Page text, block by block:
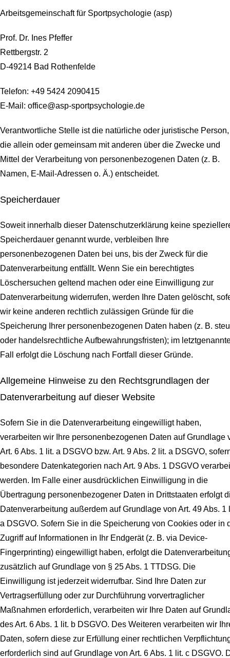
Arbeitsgemeinschaft für Sportpsychologie (asp)
Prof. Dr. Ines Pfeffer
Rettbergstr. 2
D-49214 Bad Rothenfelde
Telefon: +49 5424 2090415
E-Mail: office@asp-sportpsychologie.de
Verantwortliche Stelle ist die natürliche oder juristische Person,
die allein oder gemeinsam mit anderen über die Zwecke und
Mittel der Verarbeitung von personenbezogenen Daten (z. B.
Namen, E-Mail-Adressen o. Ä.) entscheidet.
Speicherdauer
Soweit innerhalb dieser Datenschutzerklärung keine
Speicherdauer genannt wurde, verbleiben Ihre
personenbezogenen Daten bei uns, bis der Zweck für die
Datenverarbeitung entfällt. Wenn Sie ein berechtigtes
Löschersuchen geltend machen oder eine Einwilligung zur
Datenverarbeitung widerrufen, werden Ihre Daten gelöscht,
wir keine anderen rechtlich zulässigen Gründe für die
Speicherung Ihrer personenbezogenen Daten haben (z. B.
oder handelsrechtliche Aufbewahrungsfristen); im
Fall erfolgt die Löschung nach Fortfall dieser Gründe.
Allgemeine Hinweise zu den Rechtsgrundlagen der
Datenverarbeitung auf dieser Website
Sofern Sie in die Datenverarbeitung eingewilligt haben,
verarbeiten wir Ihre personenbezogenen Daten auf Grundlage
Art. 6 Abs. 1 lit. a DSGVO bzw. Art. 9 Abs. 2 lit. a DSGVO,
besondere Datenkategorien nach Art. 9 Abs. 1 DSGVO
werden. Im Falle einer ausdrücklichen Einwilligung in die
Übertragung personenbezogener Daten in Drittstaaten erfolgt
Datenverarbeitung außerdem auf Grundlage von Art. 49 Abs. 1
a DSGVO. Sofern Sie in die Speicherung von Cookies oder in
Zugriff auf Informationen in Ihr Endgerät (z. B. via Device-
Fingerprinting) eingewilligt haben, erfolgt die
zusätzlich auf Grundlage von § 25 Abs. 1 TTDSG. Die
Einwilligung ist jederzeit widerrufbar. Sind Ihre Daten zur
Vertragserfüllung oder zur Durchführung vorvertraglicher
Maßnahmen erforderlich, verarbeiten wir Ihre Daten auf
des Art. 6 Abs. 1 lit. b DSGVO. Des Weiteren verarbeiten wir
Daten, sofern diese zur Erfüllung einer rechtlichen
erforderlich sind auf Grundlage von Art. 6 Abs. 1 lit. c DSGVO.